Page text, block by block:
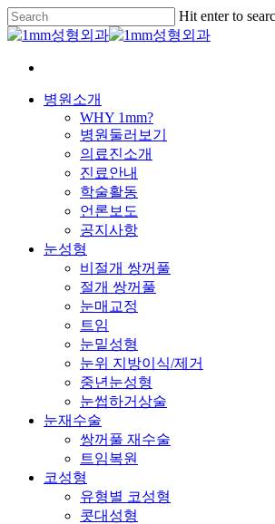
Skip
to
main
content
Hit enter to
Close
Menu
병원소개
WHY 1mm?
병원둘러보기
의료진소개
진료안내
학술활동
언론보도
공지사항
눈성형
비절개 쌍꺼풀
절개 쌍꺼풀
눈매교정
트임
눈밑성형
눈위 지방이식/제거
중년눈성형
눈썹하거상술
눈재수술
쌍꺼풀 재수술
트임복원
코성형
유형별 코성형
콧대성형